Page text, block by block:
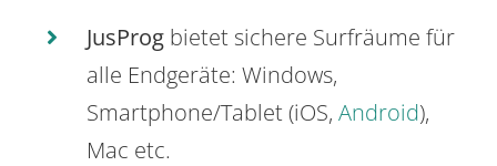
JusProg bietet sichere Surfräume für
alle Endgeräte: Windows,
Smartphone/Tablet (iOS, Android),
Mac etc.